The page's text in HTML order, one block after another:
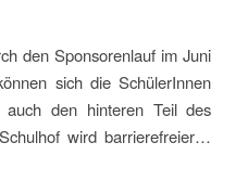
den Sponsorenlauf im Juni
sich die SchülerInnen
den hinteren Teil des
wird barrierefreier…